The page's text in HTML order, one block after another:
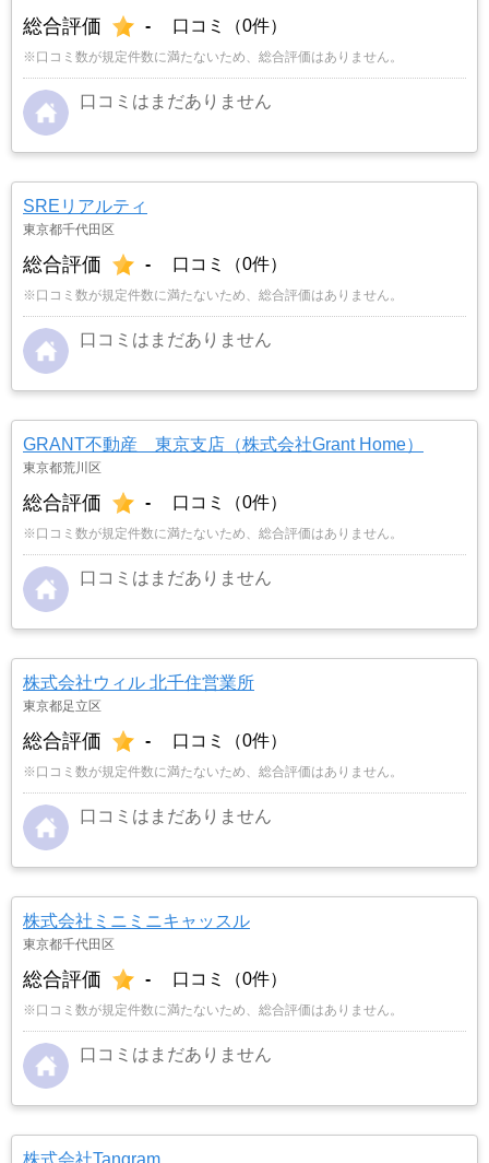
総合評価 - 口コミ（0件）
※口コミ数が規定件数に満たないため、総合評価はありません。
口コミはまだありません
SREリアルティ
東京都千代田区
総合評価 - 口コミ（0件）
※口コミ数が規定件数に満たないため、総合評価はありません。
口コミはまだありません
GRANT不動産 東京支店（株式会社Grant Home）
東京都荒川区
総合評価 - 口コミ（0件）
※口コミ数が規定件数に満たないため、総合評価はありません。
口コミはまだありません
株式会社ウィル 北千住営業所
東京都足立区
総合評価 - 口コミ（0件）
※口コミ数が規定件数に満たないため、総合評価はありません。
口コミはまだありません
株式会社ミニミニキャッスル
東京都千代田区
総合評価 - 口コミ（0件）
※口コミ数が規定件数に満たないため、総合評価はありません。
口コミはまだありません
株式会社Tangram